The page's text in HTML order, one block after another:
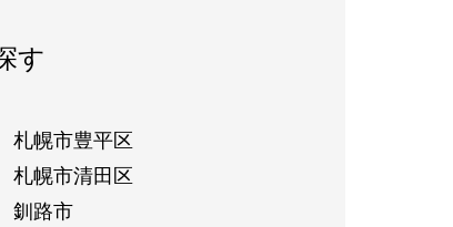
す
札幌市豊平区
札幌市清田区
釧路市